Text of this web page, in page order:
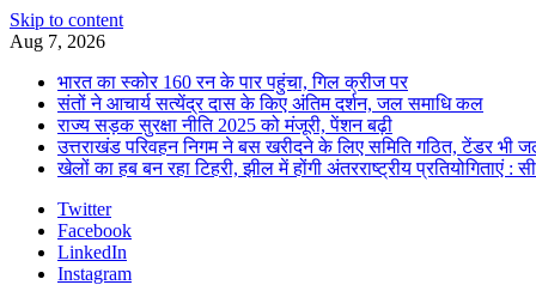
Skip to content
Aug 7, 2026
भारत का स्कोर 160 रन के पार पहुंचा, गिल क्रीज पर
संतों ने आचार्य सत्येंद्र दास के किए अंतिम दर्शन, जल समाधि कल
राज्य सड़क सुरक्षा नीति 2025 को मंजूरी, पेंशन बढ़ी
उत्तराखंड परिवहन निगम ने बस खरीदने के लिए समिति गठित, टेंडर भी
खेलों का हब बन रहा टिहरी, झील में होंगी अंतरराष्ट्रीय प्रतियोगिताएं :
Twitter
Facebook
LinkedIn
Instagram